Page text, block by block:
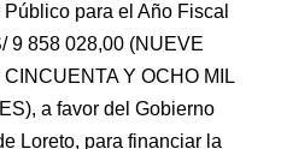
para el Año Fiscal
9 858 028,00 (NUEVE
Y OCHO MIL
a favor del Gobierno
Loreto, para financiar la